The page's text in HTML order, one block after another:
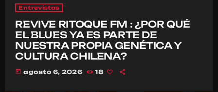
Entrevistas
REVIVE RITOQUE FM : ¿POR QUÉ
EL BLUES YA ES PARTE DE
NUESTRA PROPIA GENÉTICA Y
CULTURA CHILENA?
today agosto 6, 2026 18